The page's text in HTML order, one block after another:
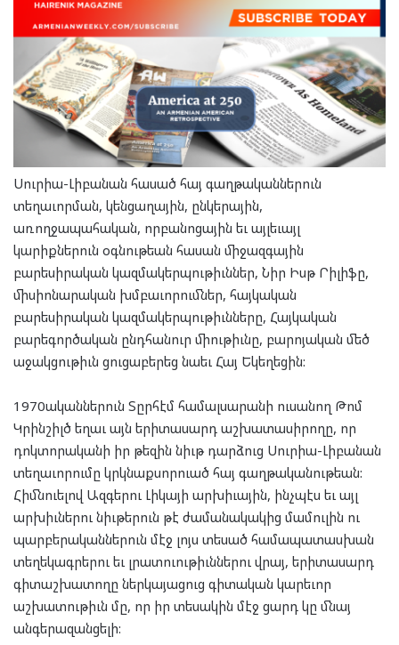
Սուրիա-Լիբանան հասած հայ գաղթականներուն
տեղաւորման, կենցաղային, ընկերային,
առողջապահական, որբանոցային եւ այլեւայլ
կարիքներուն օգնութեան հասան միջազգային
բարեսիրական կազմակերպութիւններ, Նիր Իսթ Րիլիֆը,
միսիոնարական խմբաւորումներ, հայկական
բարեսիրական կազմակերպութիւնները, Հայկական
բարեգործական ընդհանուր միութիւնը, բարոյական մեծ
աջակցութիւն ցուցաբերեց նաեւ Հայ Եկեղեցին:
1970ականներուն Տըրհէմ համալսարանի ուսանող Թոմ
Կրինշիլծ եղաւ այն երիտասարդ աշխատասիրողը, որ
դոկտորականի իր թեզին նիւթ դարձուց Սուրիա-Լիբանան
տեղաւորումը կրկնաքսորուած հայ գաղթականութեան:
Հիմնուելով Ազգերու Լիկայի արխիւային, ինչպէս եւ այլ
արխիւներու նիւթերուն թէ ժամանակակից մամուլին ու
պարբերականներուն մէջ լոյս տեսած համապատասխան
տեղեկագրերու եւ լրատուութիւններու վրայ, երիտասարդ
գիտաշխատողը ներկայացուց գիտական կարեւոր
աշխատութիւն մը, որ իր տեսակին մէջ ցարդ կը մնայ
անգերազանցելի: